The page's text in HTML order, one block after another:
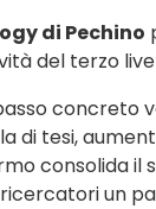
di Pechino
del terzo
concreto
di tesi,
consolida il
un